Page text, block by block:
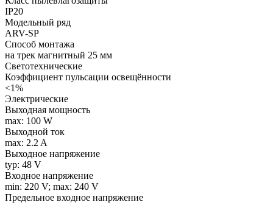
IP20
Модельный ряд
ARV-SP
Способ монтажа
на трек магнитный 25 мм
Светотехнические
Коэффициент пульсации освещённости
<1%
Электрические
Выходная мощность
max: 100 W
Выходной ток
max: 2.2 A
Выходное напряжение
typ: 48 V
Входное напряжение
min: 220 V; max: 240 V
Предельное входное напряжение